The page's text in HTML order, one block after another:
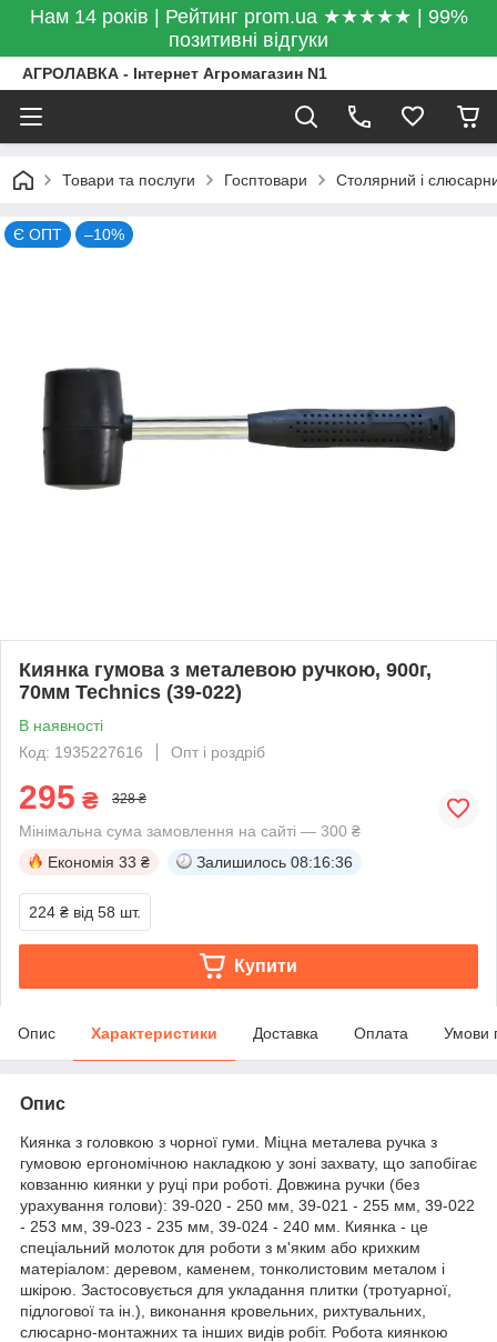
Нам 14 років | Рейтинг prom.ua ★★★★★ | 99%
позитивні відгуки
АГРОЛАВКА - Інтернет Агромагазин N1
Товари та послуги Госптовари Столярний і
Є ОПТ –10%
Киянка гумова з металевою ручкою, 900г,
70мм Technics (39-022)
В наявності
Код: 1935227616
Опт і роздріб
295 ₴ 328 ₴
Мінімальна сума замовлення на сайті — 300 ₴
Економія 33 ₴ Залишилось 08:16:36
224 ₴ від 58 шт.
Купити
Опис Характеристики Доставка Оплата Умови
Опис
Киянка з головкою з чорної гуми. Міцна металева ручка з
гумовою ергономічною накладкою у зоні захвату, що запобігає
ковзанню киянки у руці при роботі. Довжина ручки (без
урахування голови): 39-020 - 250 мм, 39-021 - 255 мм, 39-022
- 253 мм, 39-023 - 235 мм, 39-024 - 240 мм. Киянка - це
спеціальний молоток для роботи з м'яким або крихким
матеріалом: деревом, каменем, тонколистовим металом і
шкірою. Застосовується для укладання плитки (тротуарної,
підлогової та ін.), виконання кровельних, рихтувальних,
слюсарно-монтажних та інших видів робіт. Робота киянкою